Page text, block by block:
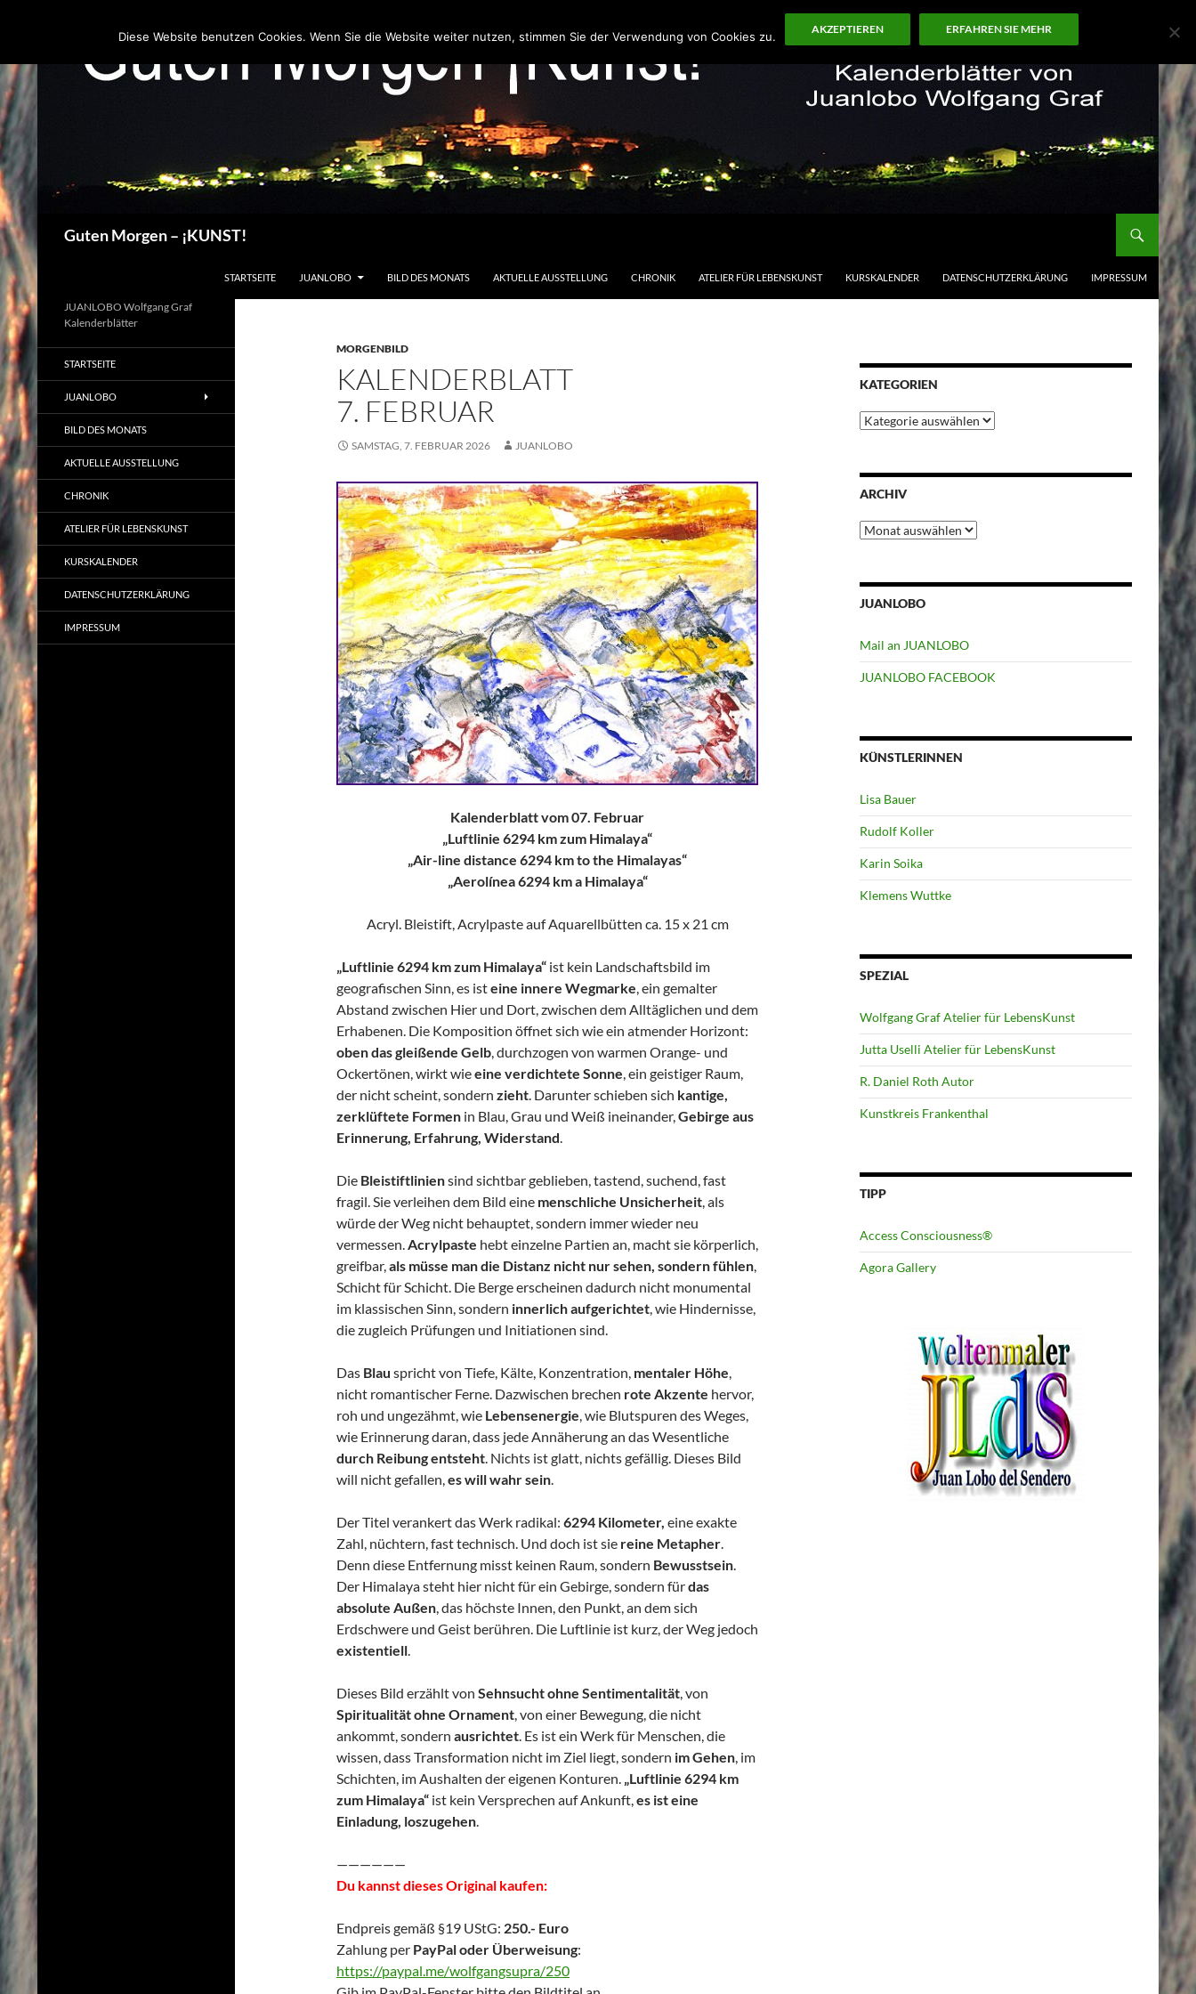
Guten Morgen – ¡KUNST!
STARTSEITE JUANLOBO BILD DES MONATS AKTUELLE AUSSTELLUNG CHRONIK ATELIER FÜR LEBENSKUNST KURSKALENDER DATENSCHUTZERKLÄRUNG IMPRESSUM
MORGENBILD
KALENDERBLATT
7. FEBRUAR
SAMSTAG, 7. FEBRUAR 2026 JUANLOBO
Kalenderblatt vom 07. Februar
„Luftlinie 6294 km zum Himalaya“
„Air-line distance 6294 km to the Himalayas“
„Aerolínea 6294 km a Himalaya“
Acryl. Bleistift, Acrylpaste auf Aquarellbütten ca. 15 x 21 cm
„Luftlinie 6294 km zum Himalaya“ ist kein Landschaftsbild im
geografischen Sinn, es isteine innere Wegmarke, ein gemalter
Abstand zwischen Hier und Dort, zwischen dem Alltäglichen und dem
Erhabenen. Die Komposition öffnet sich wie ein atmender Horizont:
oben das gleißende Gelb, durchzogen von warmen Orange- und
Ockertönen, wirkt wieeine verdichtete Sonne, ein geistiger Raum,
der nicht scheint, sondern zieht. Darunter schieben sich kantige,
zerklüftete Formen in Blau, Grau und Weiß ineinander,Gebirge aus
Erinnerung, Erfahrung, Widerstand.
Die Bleistiftliniensind sichtbar geblieben, tastend, suchend, fast
fragil. Sie verleihen dem Bild eine menschliche Unsicherheit, als
würde der Weg nicht behauptet, sondern immer wieder neu
vermessen.Acrylpaste hebt einzelne Partien an, macht sie körperlich,
greifbar,als müsse man die Distanz nicht nur sehen, sondern fühlen,
Schicht für Schicht. Die Berge erscheinen dadurch nicht monumental
im klassischen Sinn, sondern innerlich aufgerichtet, wie Hindernisse,
die zugleich Prüfungen und Initiationen sind.
Das Blau spricht von Tiefe, Kälte, Konzentration, mentaler Höhe,
nicht romantischer Ferne. Dazwischen brechen rote Akzente hervor,
roh und ungezähmt, wie Lebensenergie, wie Blutspuren des Weges,
wie Erinnerung daran, dass jede Annäherung an das Wesentliche
durch Reibung entsteht. Nichts ist glatt, nichts gefällig. Dieses Bild
will nicht gefallen,es will wahr sein.
Der Titel verankert das Werk radikal: 6294 Kilometer, eine exakte
Zahl, nüchtern, fast technisch. Und doch ist sie reine Metapher.
Denn diese Entfernung misst keinen Raum, sondern Bewusstsein.
Der Himalaya steht hier nicht für ein Gebirge, sondern fürdas
absolute Außen, das höchste Innen, den Punkt, an dem sich
Erdschwere und Geist berühren. Die Luftlinie ist kurz, der Weg jedoch
existentiell.
Dieses Bild erzählt von Sehnsucht ohne Sentimentalität, von
Spiritualität ohne Ornament, von einer Bewegung, die nicht
ankommt, sondern ausrichtet. Es ist ein Werk für Menschen, die
wissen, dass Transformation nicht im Ziel liegt, sondern im Gehen, im
Schichten, im Aushalten der eigenen Konturen. „Luftlinie 6294 km
zum Himalaya“ ist kein Versprechen auf Ankunft,es ist eine
Einladung, loszugehen.
——————
Du kannst dieses Original kaufen:
Endpreis gemäß §19 UStG: 250.- Euro
Zahlung per PayPal oder Überweisung:
https://paypal.me/wolfgangsupra/250
KATEGORIEN
Kategorien
ARCHIV
Archiv
JUANLOBO
Mail an JUANLOBO
JUANLOBO FACEBOOK
KÜNSTLERINNEN
Lisa Bauer
Rudolf Koller
Karin Soika
Klemens Wuttke
SPEZIAL
Wolfgang Graf Atelier für LebensKunst
Jutta Uselli Atelier für LebensKunst
R. Daniel Roth Autor
Kunstkreis Frankenthal
TIPP
Access Consciousness®
Agora Gallery
JUANLOBO Wolfgang Graf
Kalenderblätter
STARTSEITE
JUANLOBO
BILD DES MONATS
AKTUELLE AUSSTELLUNG
CHRONIK
ATELIER FÜR LEBENSKUNST
KURSKALENDER
DATENSCHUTZERKLÄRUNG
IMPRESSUM
Diese Website benutzen Cookies. Wenn Sie die Website weiter nutzen, stimmen Sie der Verwendung von Cookies zu.
AKZEPTIEREN ERFAHREN SIE MEHR